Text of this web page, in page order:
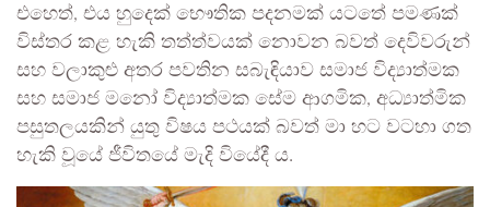
එහෙත්, එය හුදෙක් භෞතික පදනමක් යටතේ පමණක්
විස්තර කළ හැකි තත්ත්වයක් නොවන බවත් දෙවිවරුන්
සහ වලාකුළු අතර පවතින සබැඳියාව සමාජ විද්‍යාත්මක
සහ සමාජ මනෝ විද්‍යාත්මක සේම ආගමික, අධ්‍යාත්මික
පසුතලයකින් යුතු විෂය පථයක් බවත් මා හට වටහා ගත
හැකි වූයේ ජීවිතයේ මැදි වියේදී ය.